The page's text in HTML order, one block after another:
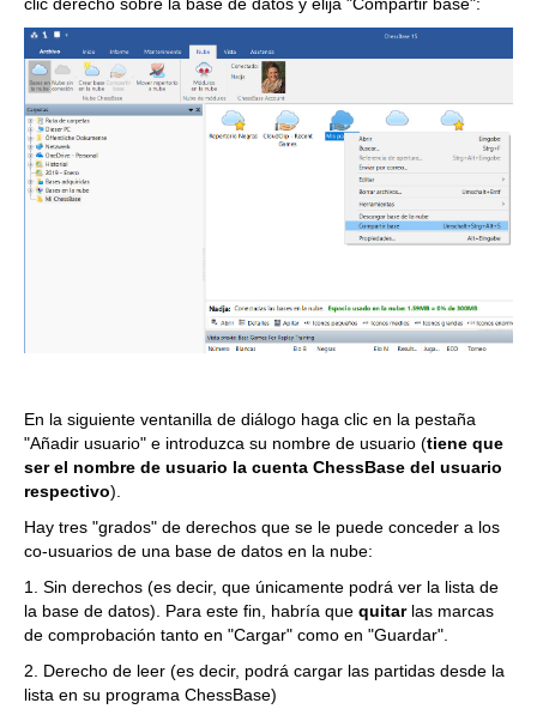
En la siguiente ventanilla de diálogo haga clic en la pestaña
"Añadir usuario" e introduzca su nombre de usuario (tiene que
ser el nombre de usuario la cuenta ChessBase del usuario
respectivo).
Hay tres "grados" de derechos que se le puede conceder a los
co-usuarios de una base de datos en la nube:
1. Sin derechos (es decir, que únicamente podrá ver la lista de
la base de datos). Para este fin, habría que quitarlas marcas
de comprobación tanto en "Cargar" como en "Guardar".
2. Derecho de leer (es decir, podrá cargar las partidas desde la
lista en su programa ChessBase)